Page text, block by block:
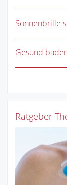
Sonnenbrille
Gesund
Ratgeber